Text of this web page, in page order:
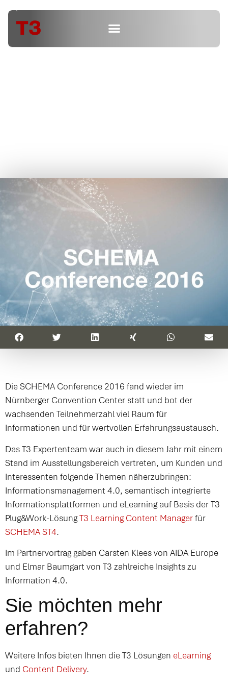
Die SCHEMA Conference 2016 fand wieder im
Nürnberger Convention Center statt und bot der
wachsenden Teilnehmerzahl viel Raum für
Informationen und für wertvollen Erfahrungsaustausch.
Das T3 Expertenteam war auch in diesem Jahr mit einem
Stand im Ausstellungsbereich vertreten, um Kunden und
Interessenten folgende Themen näherzubringen:
Informationsmanagement 4.0, semantisch integrierte
Informationsplattformen und eLearning auf Basis der T3
Plug&Work-LösungT3 Learning Content Managerfür
SCHEMA ST4.
Im Partnervortrag gaben Carsten Klees von AIDA Europe
und Elmar Baumgart von T3 zahlreiche Insights zu
Information 4.0.
Sie möchten mehr
erfahren?
Weitere Infos bieten Ihnen die T3 Lösungen eLearning
und Content Delivery.